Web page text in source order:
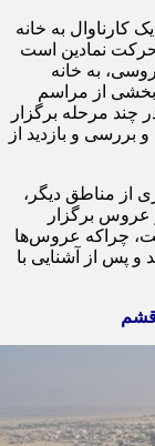
کارناوال به خانه
نمادین است
به خانه
بخشی از مراسم
چند مرحله برگزار
بررسی و بازدید از
از مناطق دیگر،
برگزار
چراکه عروس‌ها
و پس از آشنایی با
قشم